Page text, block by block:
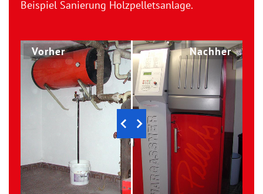
Beispiel Sanierung Holzpelletsanlage.
Vorher Nachher